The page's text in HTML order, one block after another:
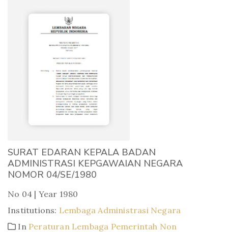
SURAT EDARAN KEPALA BADAN
ADMINISTRASI KEPGAWAIAN NEGARA
NOMOR 04/SE/1980
No 04 | Year 1980
Institutions: Lembaga Administrasi Negara
In Peraturan Lembaga Pemerintah Non